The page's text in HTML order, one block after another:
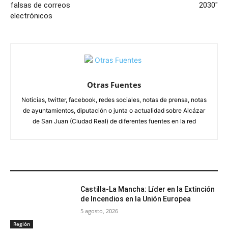
falsas de correos
electrónicos
2030"
Otras Fuentes
Noticias, twitter, facebook, redes sociales, notas de prensa, notas
de ayuntamientos, diputación o junta o actualidad sobre Alcázar
de San Juan (Ciudad Real) de diferentes fuentes en la red
Región
Castilla-La Mancha: Líder en la Extinción
de Incendios en la Unión Europea
5 agosto, 2026